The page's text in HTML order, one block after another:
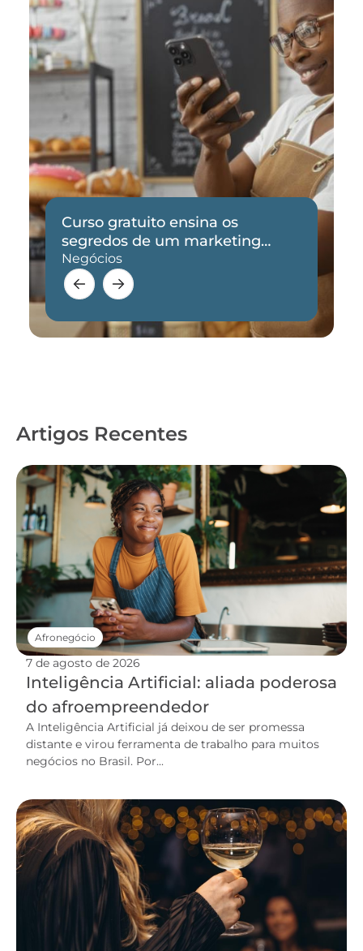
Curso gratuito ensina os
segredos de um marketing
eficaz
Negócios
Artigos Recentes
7 de agosto de 2026
Inteligência Artificial: aliada poderosa
do afroempreendedor
A Inteligência Artificial já deixou de ser promessa
distante e virou ferramenta de trabalho para muitos
negócios no Brasil. Por...
Afronegócio